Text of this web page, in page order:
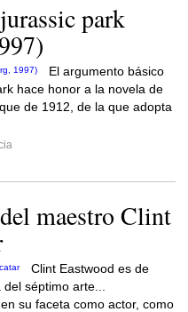
park
El argumento básico
hace honor a la novela de
de 1912, de la que adopta
maestro Clint
Clint Eastwood es de
séptimo arte...
su faceta como actor, como